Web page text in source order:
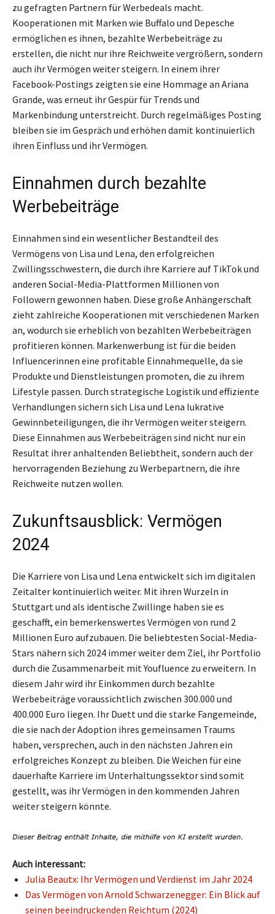
zu gefragten Partnern für Werbedeals macht.
Kooperationen mit Marken wie Buffalo und Depesche
ermöglichen es ihnen, bezahlte Werbebeiträge zu
erstellen, die nicht nur ihre Reichweite vergrößern, sondern
auch ihr Vermögen weiter steigern. In einem ihrer
Facebook-Postings zeigten sie eine Hommage an Ariana
Grande, was erneut ihr Gespür für Trends und
Markenbindung unterstreicht. Durch regelmäßiges Posting
bleiben sie im Gespräch und erhöhen damit kontinuierlich
ihren Einfluss und ihr Vermögen.
Einnahmen durch bezahlte
Werbebeiträge
Einnahmen sind ein wesentlicher Bestandteil des
Vermögens von Lisa und Lena, den erfolgreichen
Zwillingsschwestern, die durch ihre Karriere auf TikTok und
anderen Social-Media-Plattformen Millionen von
Followern gewonnen haben. Diese große Anhängerschaft
zieht zahlreiche Kooperationen mit verschiedenen Marken
an, wodurch sie erheblich von bezahlten Werbebeiträgen
profitieren können. Markenwerbung ist für die beiden
Influencerinnen eine profitable Einnahmequelle, da sie
Produkte und Dienstleistungen promoten, die zu ihrem
Lifestyle passen. Durch strategische Logistik und effiziente
Verhandlungen sichern sich Lisa und Lena lukrative
Gewinnbeteiligungen, die ihr Vermögen weiter steigern.
Diese Einnahmen aus Werbebeiträgen sind nicht nur ein
Resultat ihrer anhaltenden Beliebtheit, sondern auch der
hervorragenden Beziehung zu Werbepartnern, die ihre
Reichweite nutzen wollen.
Zukunftsausblick: Vermögen
2024
Die Karriere von Lisa und Lena entwickelt sich im digitalen
Zeitalter kontinuierlich weiter. Mit ihren Wurzeln in
Stuttgart und als identische Zwillinge haben sie es
geschafft, ein bemerkenswertes Vermögen von rund 2
Millionen Euro aufzubauen. Die beliebtesten Social-Media-
Stars nähern sich 2024 immer weiter dem Ziel, ihr Portfolio
durch die Zusammenarbeit mit Youfluence zu erweitern. In
diesem Jahr wird ihr Einkommen durch bezahlte
Werbebeiträge voraussichtlich zwischen 300.000 und
400.000 Euro liegen. Ihr Duett und die starke Fangemeinde,
die sie nach der Adoption ihres gemeinsamen Traums
haben, versprechen, auch in den nächsten Jahren ein
erfolgreiches Konzept zu bleiben. Die Weichen für eine
dauerhafte Karriere im Unterhaltungssektor sind somit
gestellt, was ihr Vermögen in den kommenden Jahren
weiter steigern könnte.
Auch interessant:
Julia Beautx: Ihr Vermögen und Verdienst im Jahr 2024
Das Vermögen von Arnold Schwarzenegger: Ein Blick auf
seinen beeindruckenden Reichtum (2024)